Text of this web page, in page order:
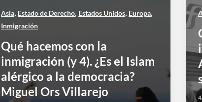
Asia, Estado de Derecho, Estados Unidos, Europa,
Inmigración
Qué hacemos con la
inmigración (y 4). ¿Es el Islam
alérgico a la democracia?
Miguel Ors Villarejo